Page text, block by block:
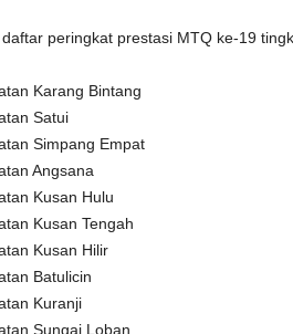
peringkat prestasi MTQ ke-19
Karang Bintang
Satui
Simpang Empat
Angsana
Kusan Hulu
Kusan Tengah
Kusan Hilir
Batulicin
Kuranji
Sungai Loban